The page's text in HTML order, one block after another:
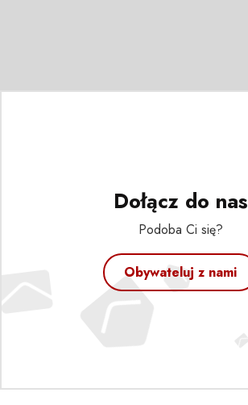
Dołącz do nas
Podoba Ci się?
Obywateluj z nami